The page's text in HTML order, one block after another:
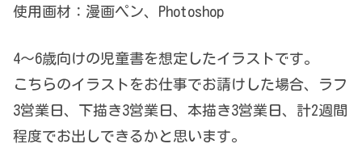
使用画材：漫画ペン、Photoshop
4～6歳向けの児童書を想定したイラストです。
こちらのイラストをお仕事でお請けした場合、ラフ
3営業日、下描き3営業日、本描き3営業日、計2週間
程度でお出しできるかと思います。